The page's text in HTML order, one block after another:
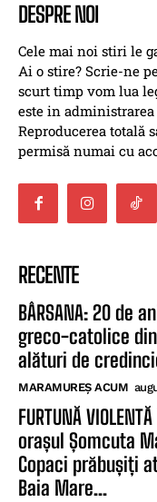
DESPRE NOI
Cele mai noi stiri le
Ai o stire? Scrie-ne
scurt timp vom lua
este in administrarea
Reproducerea totală
permisă numai cu
RECENTE
BÂRSANA: 20 de
greco-catolice
alături de
MARAMUREȘ ACUM
FURTUNĂ
orașul Șomcuta
Copaci prăbușiți
Baia Mare...